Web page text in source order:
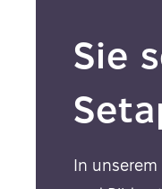
Sie
In